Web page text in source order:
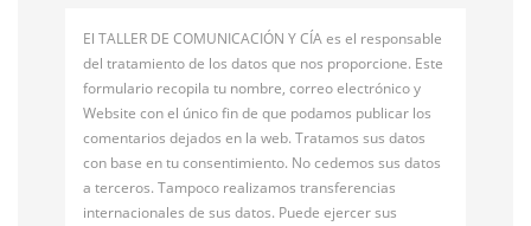
El TALLER DE COMUNICACIÓN Y CÍA es el responsable
del tratamiento de los datos que nos proporcione. Este
formulario recopila tu nombre, correo electrónico y
Website con el único fin de que podamos publicar los
comentarios dejados en la web. Tratamos sus datos
con base en tu consentimiento. No cedemos sus datos
a terceros. Tampoco realizamos transferencias
internacionales de sus datos. Puede ejercer sus